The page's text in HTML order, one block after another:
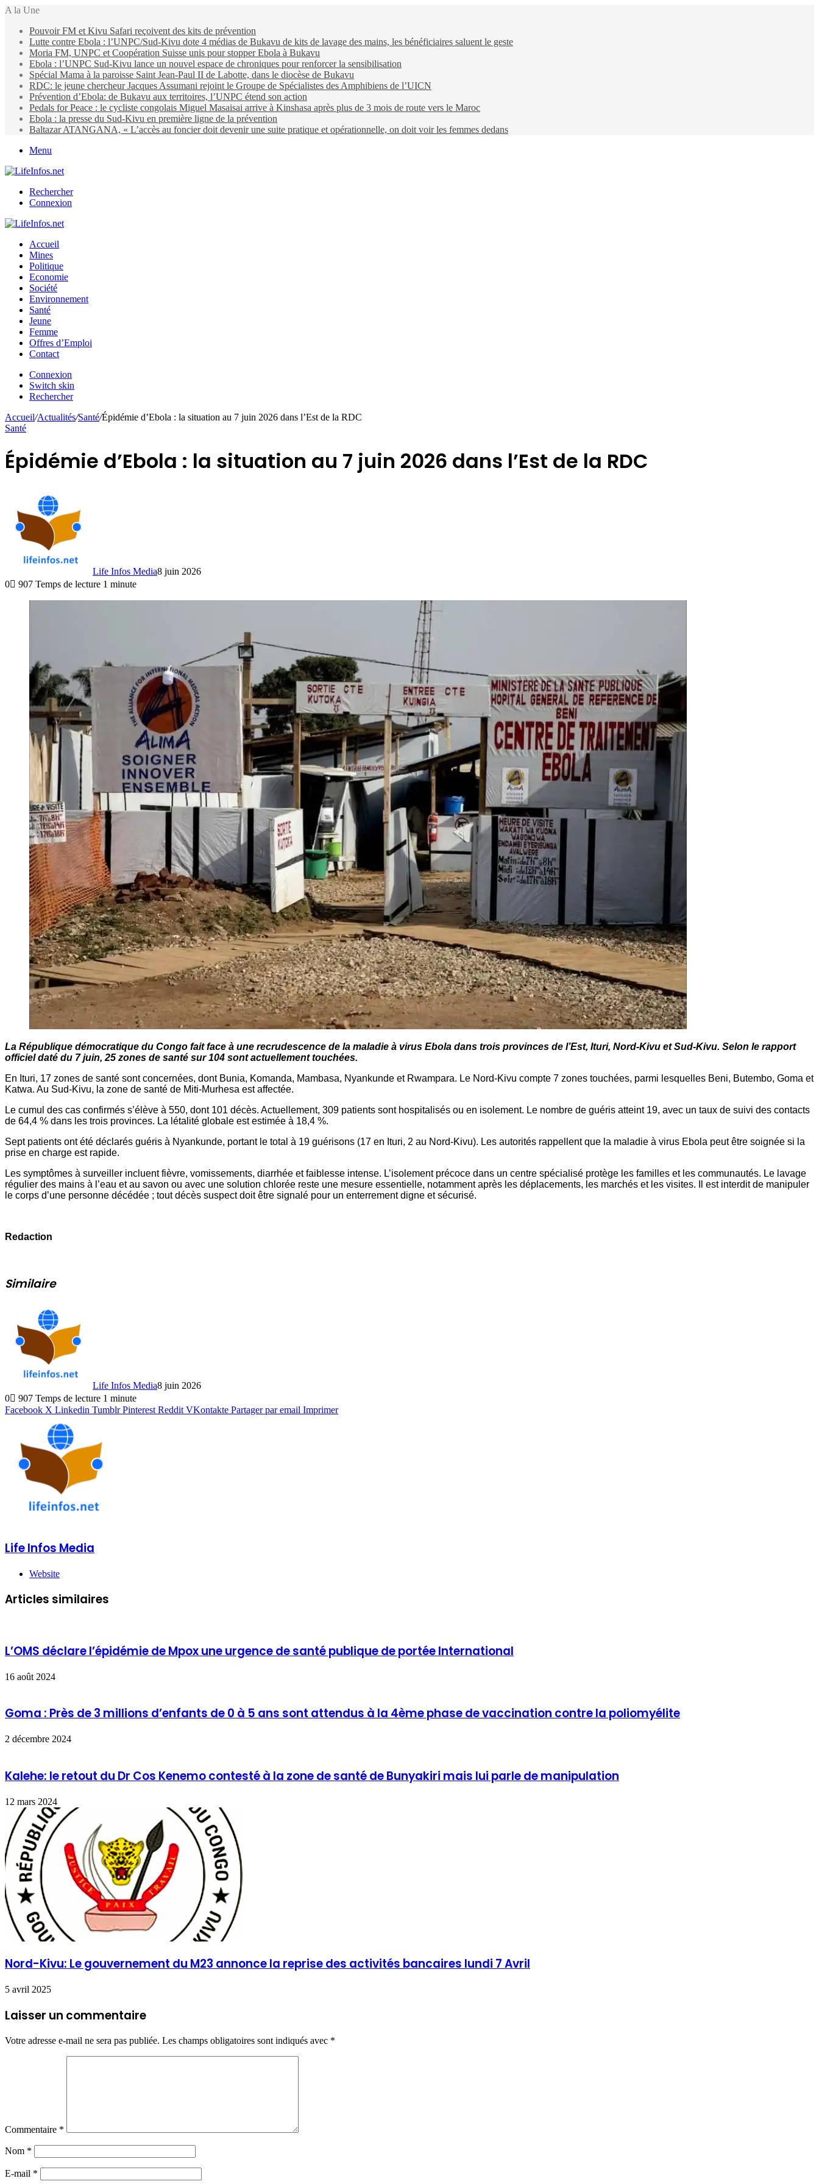
A la Une
Pouvoir FM et Kivu Safari reçoivent des kits de prévention
Lutte contre Ebola : l’UNPC/Sud-Kivu dote 4 médias de Bukavu de kits de lavage des mains, les bénéficiaires saluent le geste
Moria FM, UNPC et Coopération Suisse unis pour stopper Ebola à Bukavu
Ebola : l’UNPC Sud-Kivu lance un nouvel espace de chroniques pour renforcer la sensibilisation
Spécial Mama à la paroisse Saint Jean-Paul II de Labotte, dans le diocèse de Bukavu
RDC: le jeune chercheur Jacques Assumani rejoint le Groupe de Spécialistes des Amphibiens de l’UICN
Prévention d’Ebola: de Bukavu aux territoires, l’UNPC étend son action
Pedals for Peace : le cycliste congolais Miguel Masaisai arrive à Kinshasa après plus de 3 mois de route vers le Maroc
Ebola : la presse du Sud-Kivu en première ligne de la prévention
Baltazar ATANGANA, « L’accès au foncier doit devenir une suite pratique et opérationnelle, on doit voir les femmes dedans
Menu
Rechercher
Connexion
Accueil
Mines
Politique
Economie
Société
Environnement
Santé
Jeune
Femme
Offres d’Emploi
Contact
Connexion
Switch skin
Rechercher
Accueil/Actualités/Santé/Épidémie d’Ebola : la situation au 7 juin 2026 dans l’Est de la RDC
Santé
Épidémie d’Ebola : la situation au 7 juin 2026 dans l’Est de la RDC
Life Infos Media8 juin 2026
0
907 Temps de lecture 1 minute
La République démocratique du Congo fait face à une recrudescence de la maladie à virus Ebola dans trois provinces de l’Est, Ituri, Nord-Kivu et Sud-Kivu. Selon le rapport
officiel daté du 7 juin, 25 zones de santé sur 104 sont actuellement touchées.
En Ituri, 17 zones de santé sont concernées, dont Bunia, Komanda, Mambasa, Nyankunde et Rwampara. Le Nord-Kivu compte 7 zones touchées, parmi lesquelles Beni, Butembo, Goma et
Katwa. Au Sud-Kivu, la zone de santé de Miti-Murhesa est affectée.
Le cumul des cas confirmés s’élève à 550, dont 101 décès. Actuellement, 309 patients sont hospitalisés ou en isolement. Le nombre de guéris atteint 19, avec un taux de suivi des contacts
de 64,4 % dans les trois provinces. La létalité globale est estimée à 18,4 %.
Sept patients ont été déclarés guéris à Nyankunde, portant le total à 19 guérisons (17 en Ituri, 2 au Nord-Kivu). Les autorités rappellent que la maladie à virus Ebola peut être soignée si la
prise en charge est rapide.
Les symptômes à surveiller incluent fièvre, vomissements, diarrhée et faiblesse intense. L’isolement précoce dans un centre spécialisé protège les familles et les communautés. Le lavage
régulier des mains à l’eau et au savon ou avec une solution chlorée reste une mesure essentielle, notamment après les déplacements, les marchés et les visites. Il est interdit de manipuler
le corps d’une personne décédée ; tout décès suspect doit être signalé pour un enterrement digne et sécurisé.
Redaction
Similaire
Life Infos Media8 juin 2026
0
907 Temps de lecture 1 minute
Facebook X Linkedin Tumblr Pinterest Reddit VKontakte Partager par email Imprimer
Life Infos Media
Website
Articles similaires
L’OMS déclare l’épidémie de Mpox une urgence de santé publique de portée International
16 août 2024
Goma : Près de 3 millions d’enfants de 0 à 5 ans sont attendus à la 4ème phase de vaccination contre la poliomyélite
2 décembre 2024
Kalehe: le retout du Dr Cos Kenemo contesté à la zone de santé de Bunyakiri mais lui parle de manipulation
12 mars 2024
Nord-Kivu: Le gouvernement du M23 annonce la reprise des activités bancaires lundi 7 Avril
5 avril 2025
Laisser un commentaire
Votre adresse e-mail ne sera pas publiée. Les champs obligatoires sont indiqués avec *
Commentaire *
Nom *
E-mail *